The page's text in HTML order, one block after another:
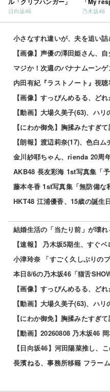
日向坂46 乃木坂46
小さなすれ違いが、夫を追い詰
【朗報】渡辺莉奈(17)、色白
AKB48 長友彩海 1st写真集「予
藤本冬香 1st写真集「無防備な
HKT48 江浦優香、15歳の誕生
結婚生活の「当たり前」が壊
小津玲奈 「すごく久しぶりの
本日8/6の乃木坂46「猫舌
【動画】20260808 乃木坂46
【日向坂46】河田陽菜推し、
長濱ねる、事務所移籍 フラー